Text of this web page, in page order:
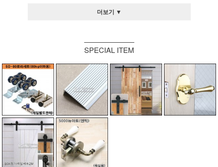
더보기 ▼
SPECIAL ITEM